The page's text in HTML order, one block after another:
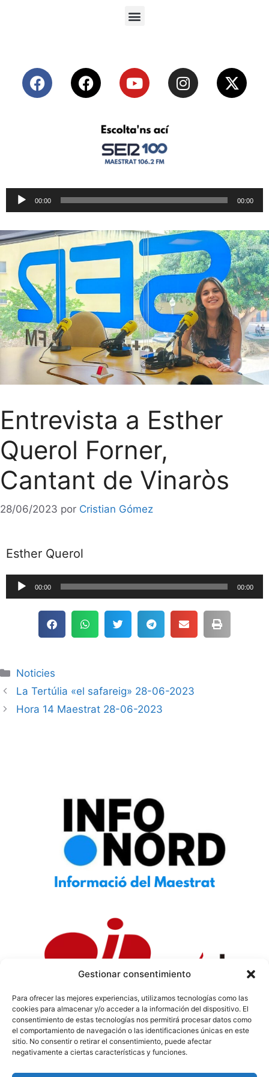
Gestionar consentimiento
Para ofrecer las mejores experiencias, utilizamos tecnologías como las
cookies para almacenar y/o acceder a la información del dispositivo. El
consentimiento de estas tecnologías nos permitirá procesar datos como
el comportamiento de navegación o las identificaciones únicas en este
sitio. No consentir o retirar el consentimiento, puede afectar
negativamente a ciertas características y funciones.
Reproductor
de
00:00 00:00
Entrevista a Esther
Querol Forner,
Cantant de Vinaròs
28/06/2023 por Cristian Gómez
Esther Querol
Reproductor
de
00:00 00:00
Noticies
La Tertúlia «el safareig» 28-06-2023
Hora 14 Maestrat 28-06-2023
Política de Privacidad| Política de Cookies|Aviso
Legal|Codi ètic|Tarifes de Publicitat